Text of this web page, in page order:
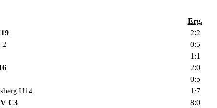
Erg.
2:2
2
0:5
1:1
2:0
0:5
U14
1:7
C3
8:0